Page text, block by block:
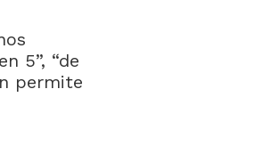
5”, “de
permite